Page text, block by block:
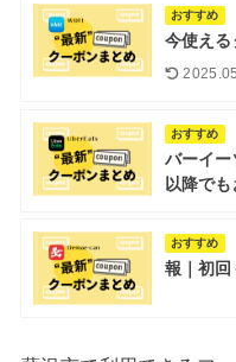
おすすめ
今使え
おすすめ
バーイ
以降で
おすすめ
報｜初回